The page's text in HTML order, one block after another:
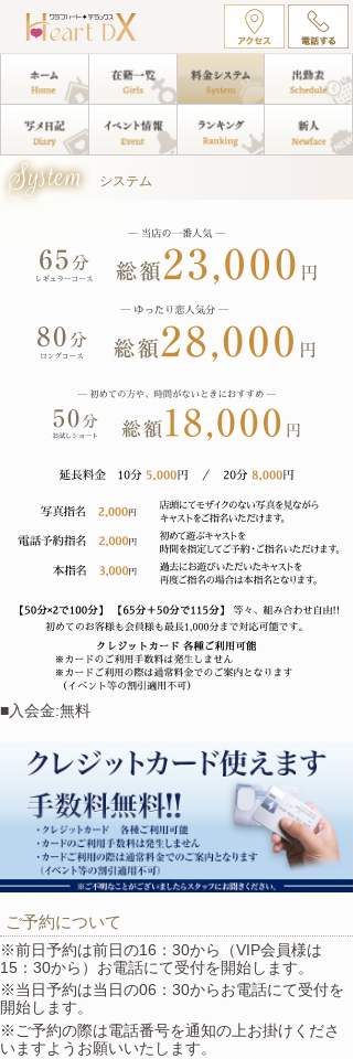
System システム
■入会金:無料
ご予約について
※前日予約は前日の16：30から（VIP会員様は
15：30から）お電話にて受付を開始します。
※当日予約は当日の06：30からお電話にて受付を
開始します。
※ご予約の際は電話番号を通知の上お掛けくださ
いますようお願いいたします。